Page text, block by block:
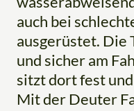
auch bei
ausgerüstet. Die
und sicher am
sitzt dort fest
Mit der Deuter